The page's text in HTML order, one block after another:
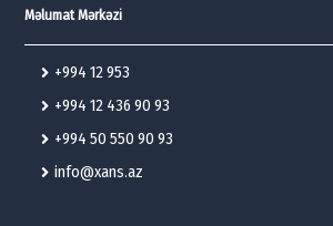
Məlumat Mərkəzi
+994 12 953
+994 12 436 90 93
+994 50 550 90 93
info@xans.az